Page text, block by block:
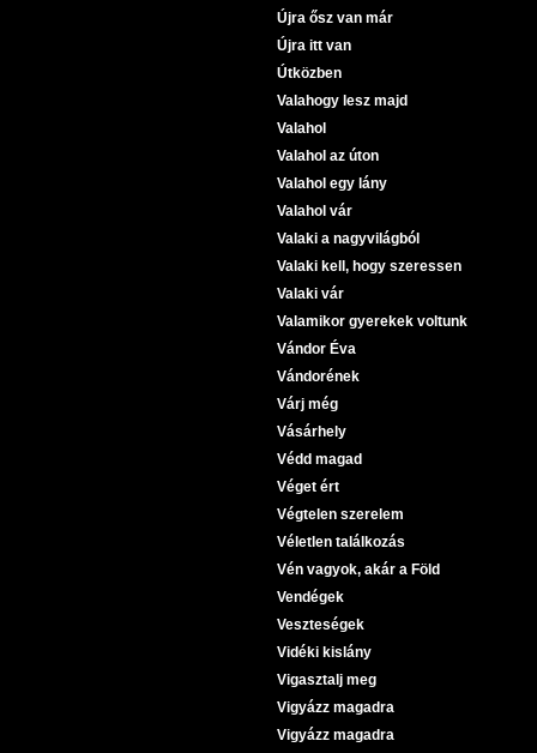
Újra ősz van már
Újra itt van
Útközben
Valahogy lesz majd
Valahol
Valahol az úton
Valahol egy lány
Valahol vár
Valaki a nagyvilágból
Valaki kell, hogy szeressen
Valaki vár
Valamikor gyerekek voltunk
Vándor Éva
Vándorének
Várj még
Vásárhely
Védd magad
Véget ért
Végtelen szerelem
Véletlen találkozás
Vén vagyok, akár a Föld
Vendégek
Veszteségek
Vidéki kislány
Vigasztalj meg
Vigyázz magadra
Vigyázz magadra